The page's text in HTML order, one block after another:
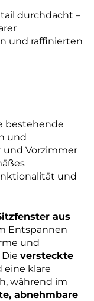
durchdacht –
und raffinierten
bestehende
und
und Vorzimmer
und
aus
Entspannen
und
versteckte
eine klare
während im
abnehmbare